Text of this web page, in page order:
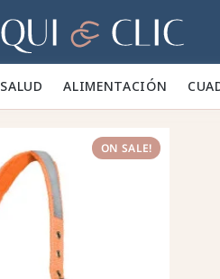
Hogar
SALUD ✨ALIMENTACIÓN 🥕
ON SALE!